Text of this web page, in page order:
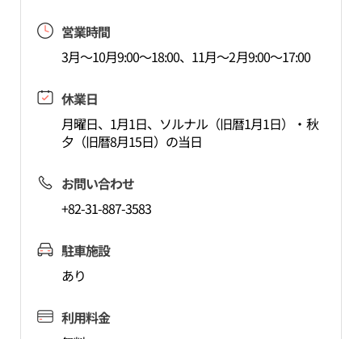
営業時間
3月～10月9:00～18:00、11月～2月9:00～17:00
休業日
月曜日、1月1日、ソルナル（旧暦1月1日）・秋
夕（旧暦8月15日）の当日
お問い合わせ
+82-31-887-3583
駐車施設
あり
利用料金